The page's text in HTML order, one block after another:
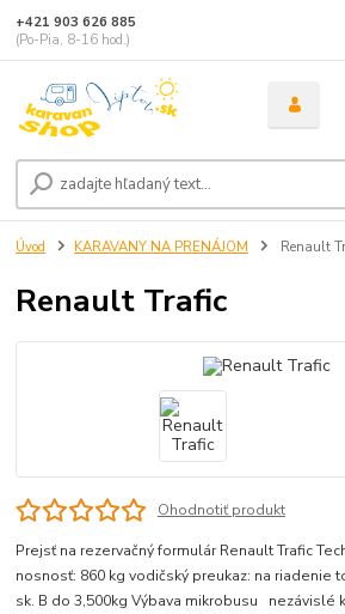
+421 903 626 885
(Po-Pia, 8-16 hod.)
Úvod KARAVANY NA PRENÁJOM Renault
Renault Trafic
Ohodnotiť produkt
Prejsť na rezervačný formulár Renault Trafic
nosnosť: 860 kg vodičský preukaz: na riadenie
sk. B do 3,500kg Výbava mikrobusu nezávislé